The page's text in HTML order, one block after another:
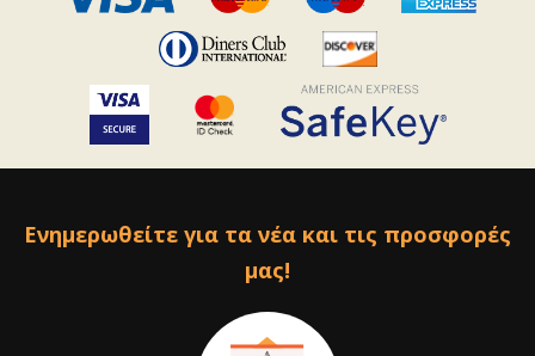
Ενημερωθείτε για τα νέα και τις προσφορές
μας!